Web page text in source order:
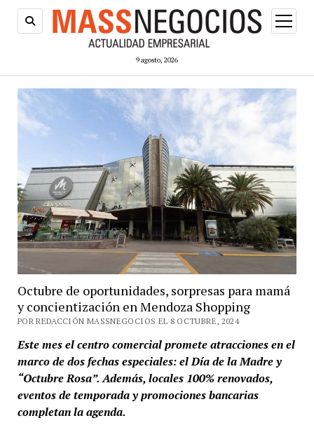
9 agosto, 2026
abrir
menú
Octubre de oportunidades, sorpresas para mamá
y concientización en Mendoza Shopping
POR REDACCIÓN MASSNEGOCIOS EL 8 OCTUBRE, 2024
Este mes el centro comercial promete atracciones en el
marco de dos fechas especiales: el Día de la Madre y
“Octubre Rosa”. Además, locales 100% renovados,
eventos de temporada y promociones bancarias
completan la agenda.